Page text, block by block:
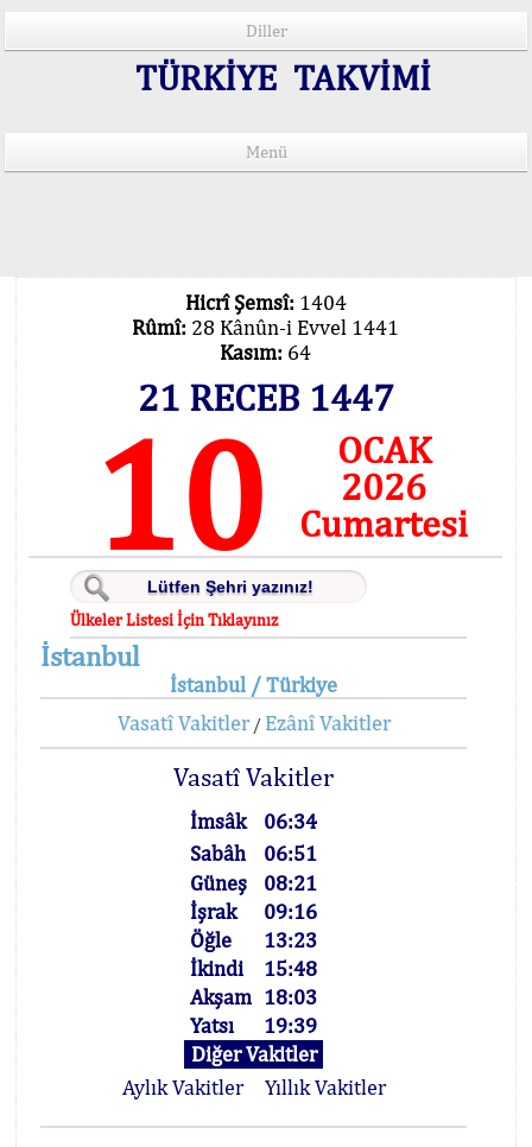
Diller
TÜRKİYE TAKVİMİ
Menü
Hicrî Şemsî: 1404
Rûmî: 28 Kânûn-i Evvel 1441
Kasım: 64
21 RECEB 1447
10
OCAK
2026
Cumartesi
Ülkeler Listesi İçin Tıklayınız
İstanbul
İstanbul / Türkiye
Vasatî Vakitler/ Ezânî Vakitler
Vasatî Vakitler
İmsâk
06:34
Sabâh
06:51
Güneş
08:21
İşrak
09:16
Öğle
13:23
İkindi
15:48
Akşam 18:03
Yatsı
19:39
Diğer Vakitler
Aylık Vakitler
Yıllık Vakitler